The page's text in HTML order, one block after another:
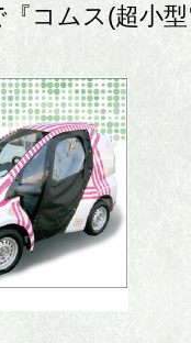
コムス(超小